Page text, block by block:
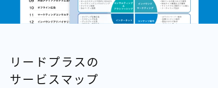
リードプラスの
サービスマップ